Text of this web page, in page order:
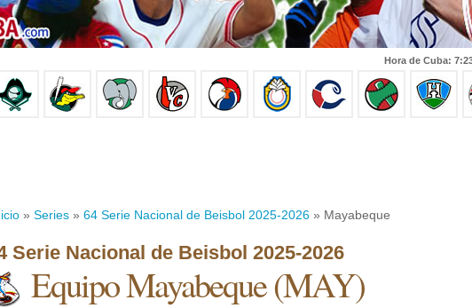
Hora de Cuba:
» Series » 64 Serie Nacional de Beisbol 2025-2026 » Mayabeque
Serie Nacional de Beisbol 2025-2026
Equipo Mayabeque(MAY)